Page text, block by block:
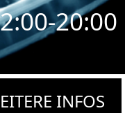
INFOS